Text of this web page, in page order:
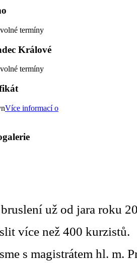
termíny
Králové
termíny
Více informací o
už od jara roku
více než 400 kurzistů.
s magistrátem hl. m.